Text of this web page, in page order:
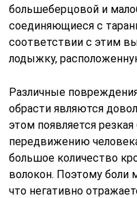
большеберцовой и
соединяющиеся с
соответствии с этим
лодыжку,
Различные
обрасти являются
этом появляется
передвижению
большое количество
волокон. Поэтому боли
что негативно